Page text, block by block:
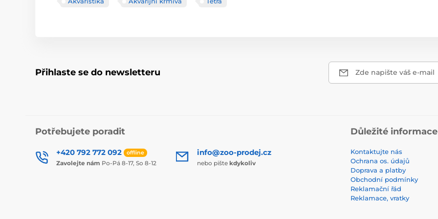
Přihlaste se do newsletteru Zde napište váš e-mail
Potřebujete poradit
+420 792 772 092 offline
Zavolejte nám Po-Pá 8-17, So 8-12
info@zoo-prodej.cz
nebo pište kdykoliv
Důležité informace
Kontaktujte nás
Ochrana os. údajů
Doprava a platby
Obchodní podmínky
Reklamační řád
Reklamace, vratky